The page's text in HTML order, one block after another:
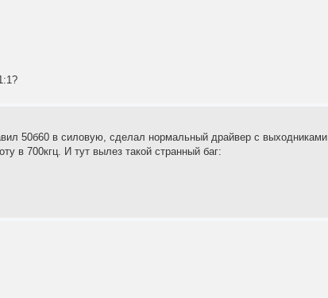
50б60 в силовую, сделал нормальный драйвер с выходниками
в 700кгц. И тут вылез такой странный баг: